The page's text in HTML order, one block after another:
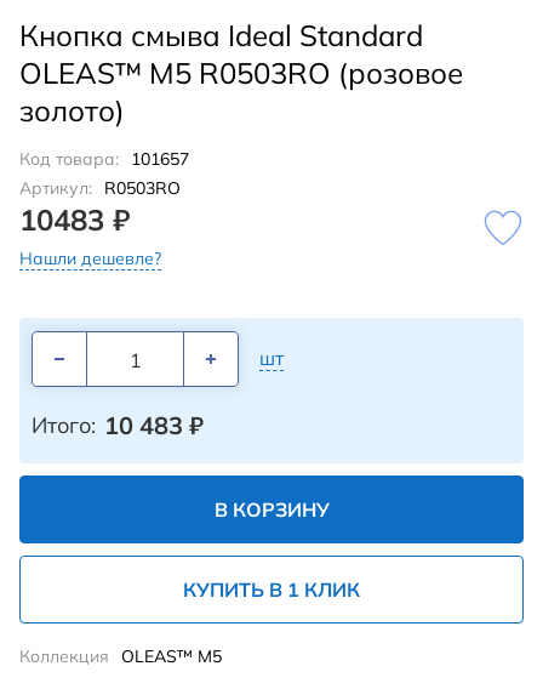
Кнопка смыва Ideal Standard
OLEAS™ M5 R0503RO (розовое
золото)
Код товара:
101657
Артикул:
R0503RO
10483 ₽
Нашли дешевле?
шт
Итого: 10 483 ₽
В КОРЗИНУ
КУПИТЬ В 1 КЛИК
Коллекция OLEAS™ M5